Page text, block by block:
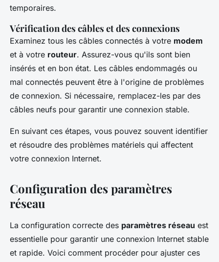
temporaires.
Vérification des câbles et des connexions
Examinez tous les câbles connectés à votre modem
et à votre routeur. Assurez-vous qu'ils sont bien
insérés et en bon état. Les câbles endommagés ou
mal connectés peuvent être à l'origine de problèmes
de connexion. Si nécessaire, remplacez-les par des
câbles neufs pour garantir une connexion stable.
En suivant ces étapes, vous pouvez souvent identifier
et résoudre des problèmes matériels qui affectent
votre connexion Internet.
Configuration des paramètres
réseau
La configuration correcte des paramètres réseau est
essentielle pour garantir une connexion Internet stable
et rapide. Voici comment procéder pour ajuster ces